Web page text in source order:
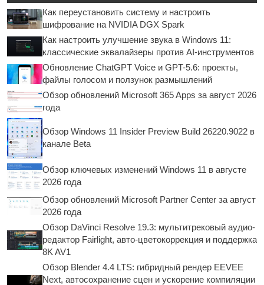
Как переустановить систему и настроить
шифрование на NVIDIA DGX Spark
Как настроить улучшение звука в Windows 11:
классические эквалайзеры против AI-инструментов
Обновление ChatGPT Voice и GPT-5.6: проекты,
файлы голосом и ползунок размышлений
Обзор обновлений Microsoft 365 Apps за август 2026
года
Обзор Windows 11 Insider Preview Build 26220.9022 в
канале Beta
Обзор ключевых изменений Windows 11 в августе
2026 года
Обзор обновлений Microsoft Partner Center за август
2026 года
Обзор DaVinci Resolve 19.3: мультитрековый аудио-
редактор Fairlight, авто-цветокоррекция и поддержка
8K AV1
Обзор Blender 4.4 LTS: гибридный рендер EEVEE
Next, автосохранение сцен и ускорение компиляции